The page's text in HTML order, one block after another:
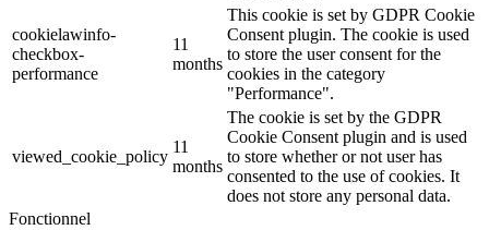
cookielawinfo-
checkbox-
performance
11
months
This cookie is set by GDPR Cookie
Consent plugin. The cookie is used
to store the user consent for the
cookies in the category
"Performance".
viewed_cookie_policy
11
months
The cookie is set by the GDPR
Cookie Consent plugin and is used
to store whether or not user has
consented to the use of cookies. It
does not store any personal data.
Fonctionnel